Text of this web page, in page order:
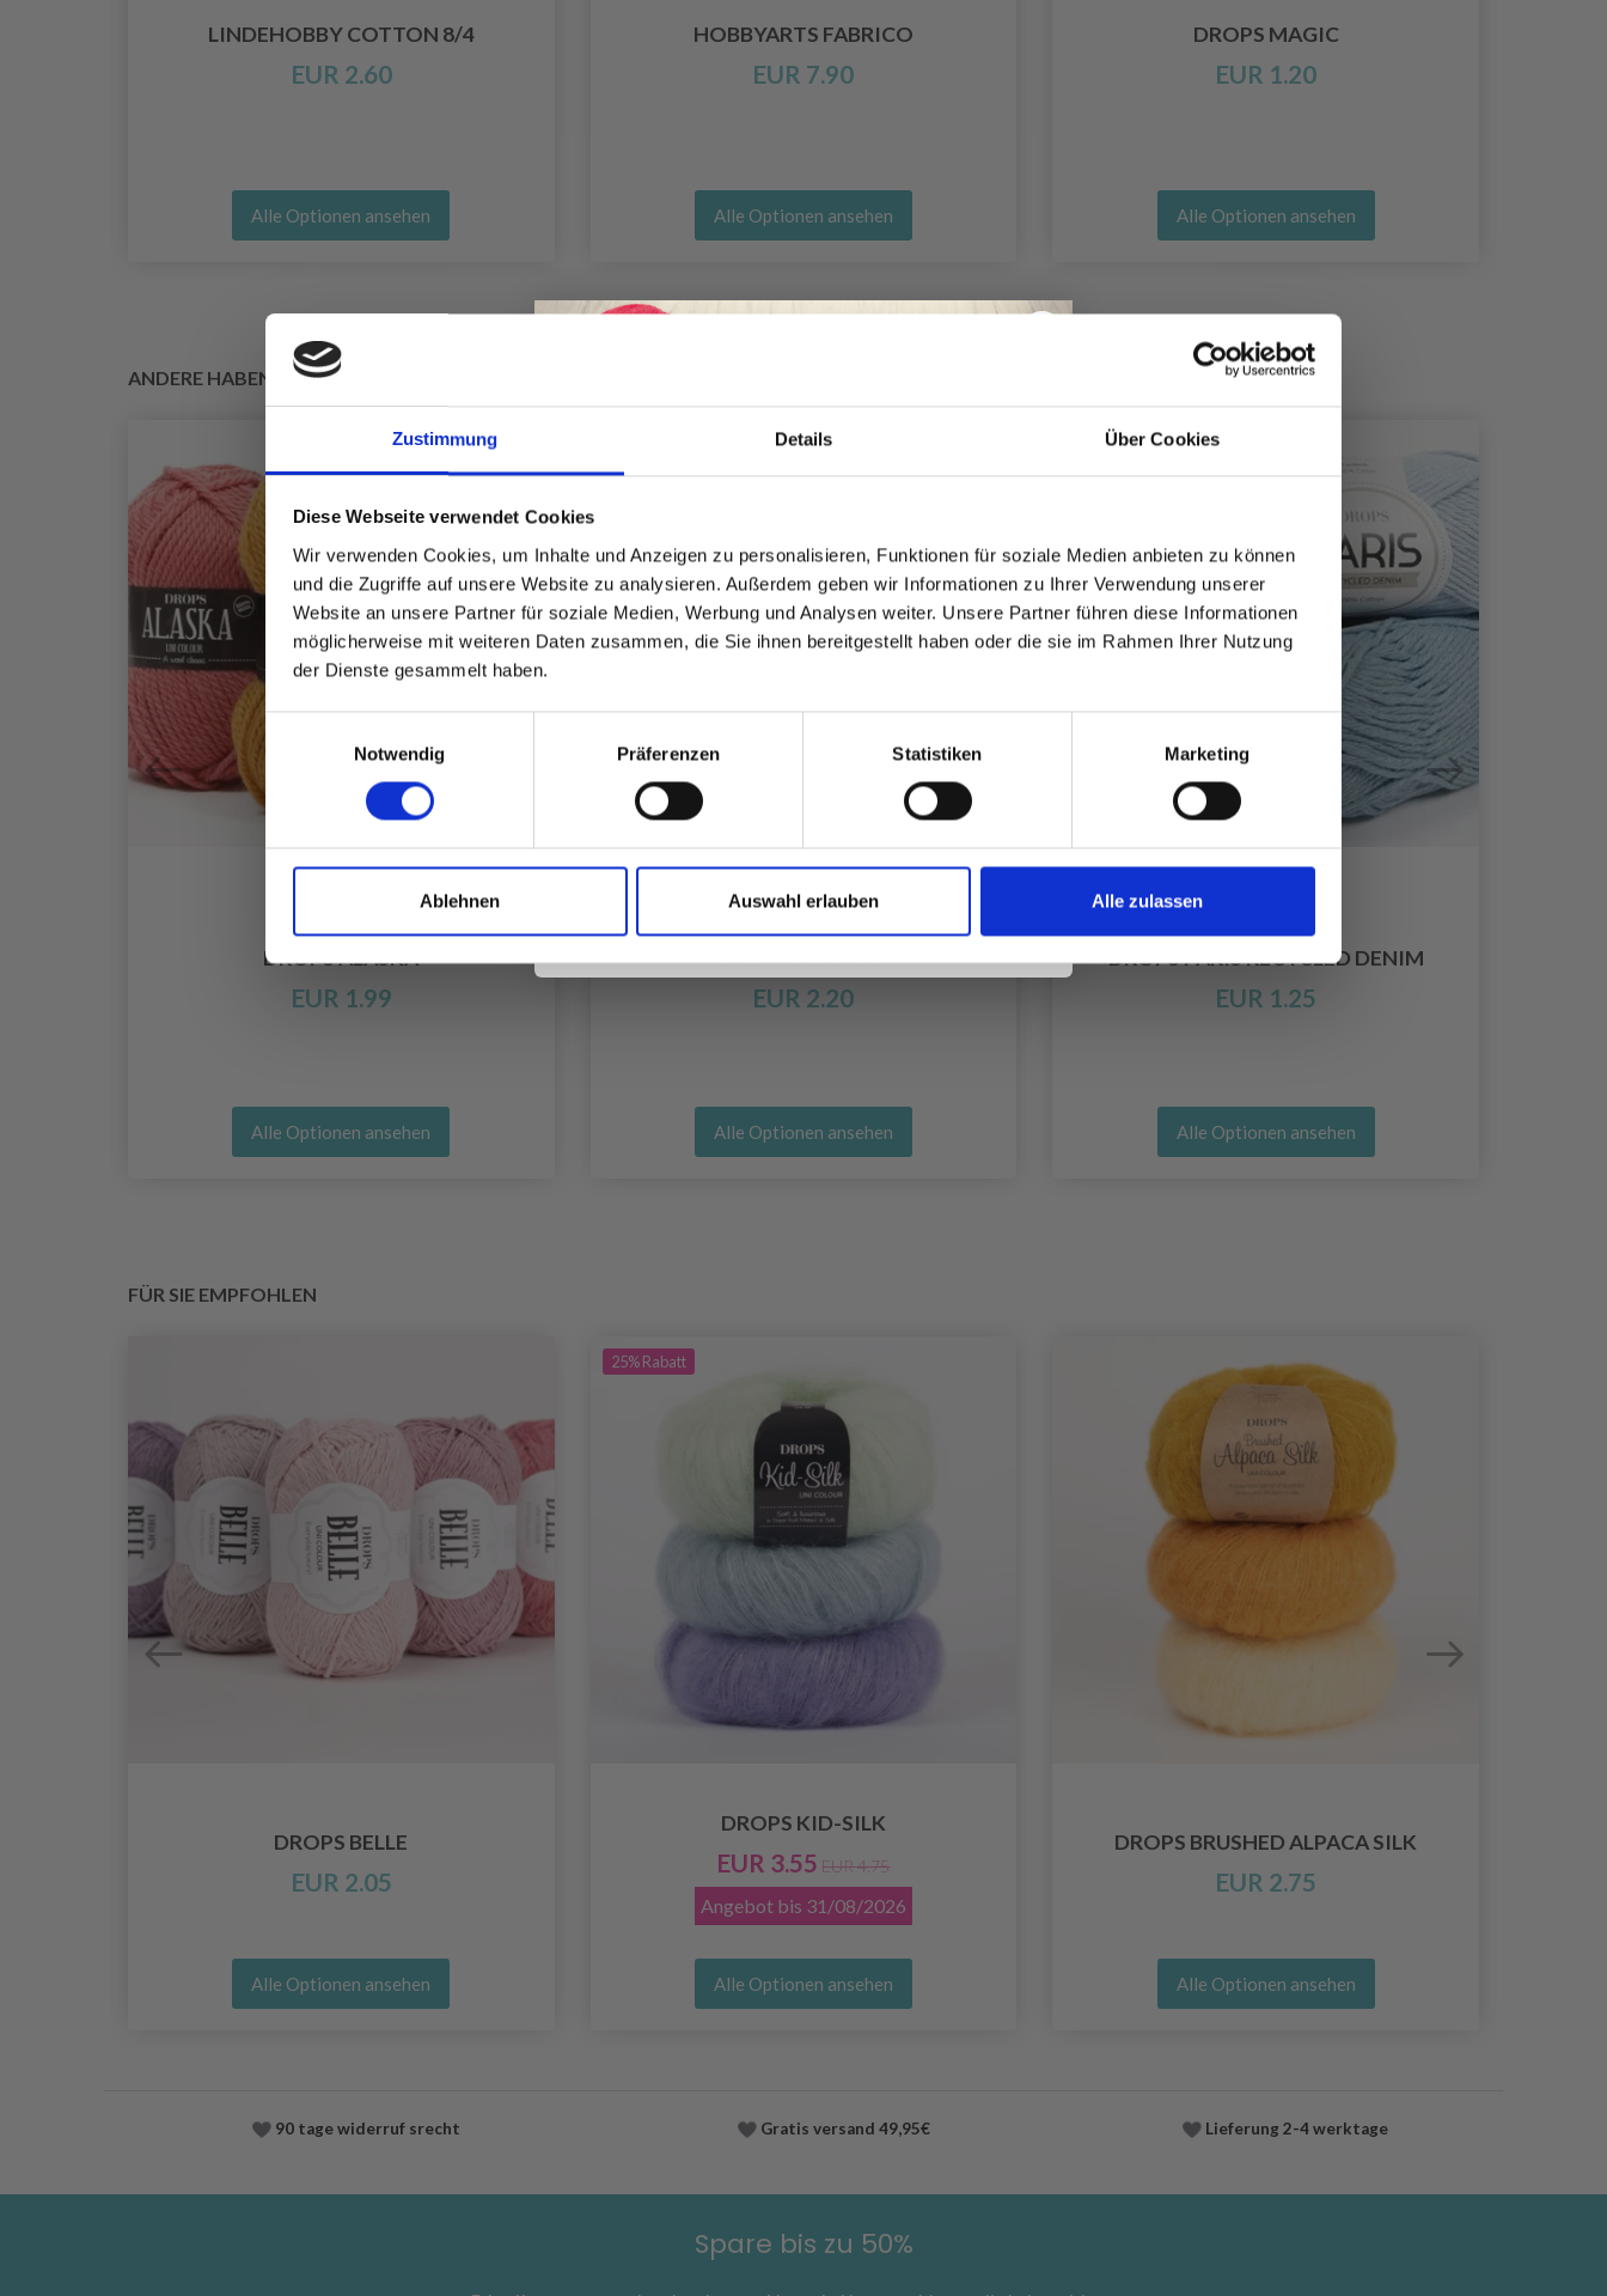
Zustimmung Details Über Cookies
Diese Webseite verwendet Cookies
Wir verwenden Cookies, um Inhalte und Anzeigen zu personalisieren, Funktionen für soziale Medien anbieten zu können
und die Zugriffe auf unsere Website zu analysieren. Außerdem geben wir Informationen zu Ihrer Verwendung unserer
Website an unsere Partner für soziale Medien, Werbung und Analysen weiter. Unsere Partner führen diese Informationen
möglicherweise mit weiteren Daten zusammen, die Sie ihnen bereitgestellt haben oder die sie im Rahmen Ihrer Nutzung
der Dienste gesammelt haben.
Notwendig
Präferenzen Statistiken Marketing
Ablehnen Auswahl erlauben Alle zulassen
LINDEHOBBY COTTON 8/4
EUR 2.60
Alle Optionen ansehen
HOBBYARTS FABRICO
EUR 7.90
Alle Optionen ansehen
DROPS MAGIC
EUR 1.20
Alle Optionen ansehen
ANDERE HABEN SICH AUCH ANGESEHEN
DROPS ALASKA
EUR 1.99
Alle Optionen ansehen
DROPS KARISMA
EUR 2.20
Alle Optionen ansehen
DROPS PARIS RECYCLED DENIM
EUR 1.25
Alle Optionen ansehen
FÜR SIE EMPFOHLEN
DROPS BELLE
EUR 2.05
Alle Optionen ansehen
25%Rabatt
DROPS KID-SILK
EUR 3.55 EUR 4.75
Angebot bis 31/08/2026
Alle Optionen ansehen
DROPS BRUSHED ALPACA SILK
EUR 2.75
Alle Optionen ansehen
90 tage widerruf srecht Gratis versand 49,95€ Lieferung 2-4 werktage
Spare bis zu 50%
Werde ein Teil unserer Garn-Community
und erhalte exklusiven Zugang zu
inspirierenden Strickmustern und
Nein, danke